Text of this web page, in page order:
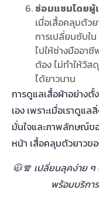
ซ่อมแซมโดยผู้
เมื่อเสื้อคลุมตัว
การเปลี่ยนซับใ
ไปให้ช่างมืออา
ต้อง ไม่ทำให้วัส
ได้ยาวนาน
การดูแลเสื้อผ้าอย่างตั้
เอง เพราะเมื่อเราดูแ
มั่นใจและภาพลักษณ์ข
หน้า เสื้อคลุมตัวยาวข
🧥🧣 เปลี่ยนลุคง่าย ๆ
พร้อมบริกา